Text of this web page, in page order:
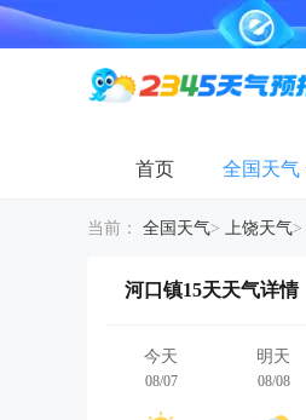
首页 全国天气
当前： 全国天气> 上饶天气>
河口镇15天天气详情
今天
08/07
明天
08/08